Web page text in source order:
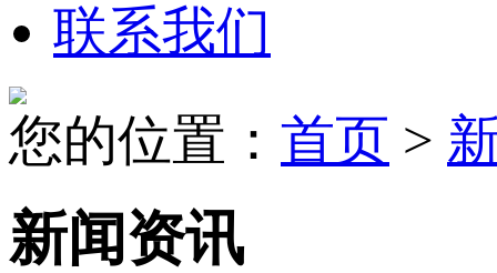
联系我们
您的位置： 首页 >
新闻资讯